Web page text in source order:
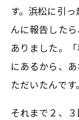
す。浜松に引
んに報告した
ありました。
にあるから、
ただいたんです。
それまで２、